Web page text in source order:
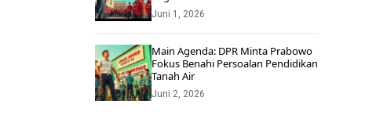
Juni 1, 2026
Main Agenda: DPR Minta Prabowo
Fokus Benahi Persoalan Pendidikan
Tanah Air
Juni 2, 2026